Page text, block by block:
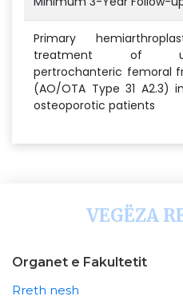
Primary
treatment of
pertrochanteric femoral
(AO/OTA Type 31 A2.3)
osteoporotic patients
VEGËZA
Organet e Fakultetit
Rreth nesh